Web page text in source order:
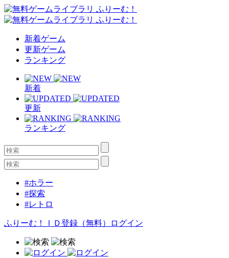
新着ゲーム
更新ゲーム
ランキング
新着
更新
ランキング
#ホラー
#探索
#レトロ
ふりーむ！ＩＤ登録（無料） ログイン